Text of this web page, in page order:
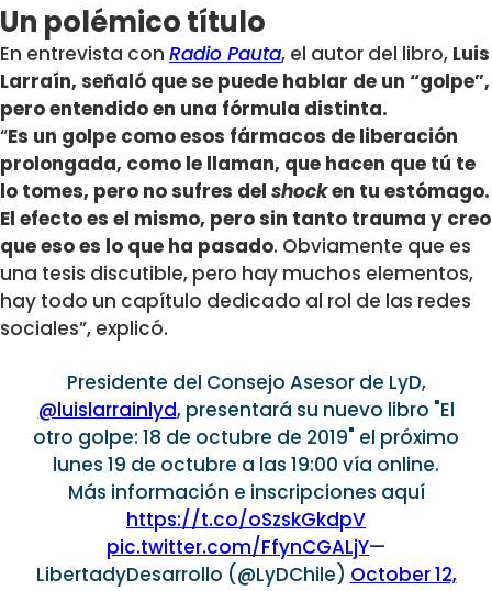
Un polémico título
En entrevista con Radio Pauta, el autor del libro, Luis
Larraín, señaló que se puede hablar de un “golpe”,
pero entendido en una fórmula distinta.
“Es un golpe como esos fármacos de liberación
prolongada, como le llaman, que hacen que tú te
lo tomes, pero no sufres del shocken tu estómago.
El efecto es el mismo, pero sin tanto trauma y creo
que eso es lo que ha pasado. Obviamente que es
una tesis discutible, pero hay muchos elementos,
hay todo un capítulo dedicado al rol de las redes
sociales”, explicó.
Presidente del Consejo Asesor de LyD,
@luislarrainlyd, presentará su nuevo libro "El
otro golpe: 18 de octubre de 2019" el próximo
lunes 19 de octubre a las 19:00 vía online.
Más información e inscripciones aquí
https://t.co/oSzskGkdpV
pic.twitter.com/FfynCGALjY—
LibertadyDesarrollo (@LyDChile) October 12,